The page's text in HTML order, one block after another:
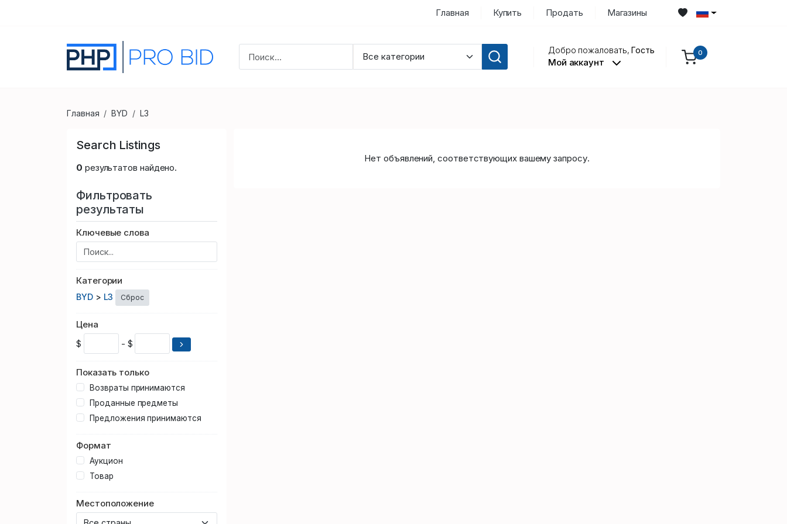
Главная Купить Продать Магазины
Добро пожаловать,Гость
Мой аккаунт
0
Главная BYD L3
Search Listings
0 результатов найдено.
Фильтровать
результаты
Ключевые слова
Категории
BYD> L3 Сброс
Цена
$ - $
Показать только
Возвраты принимаются
Проданные предметы
Предложения принимаются
Формат
Аукцион
Товар
Местоположение
Нет объявлений, соответствующих вашему запросу.